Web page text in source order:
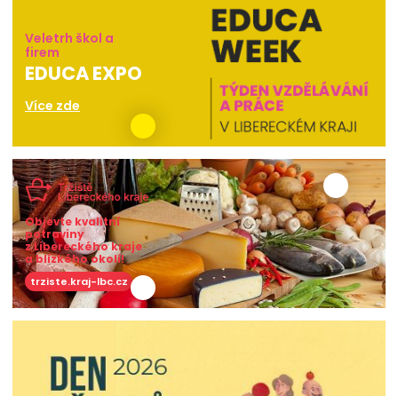
Veletrh škol a
firem
EDUCA EXPO
Více zde
Objevte kvalitní
potraviny
z Libereckého kraje
a blízkého okolí!
trziste.kraj-lbc.cz